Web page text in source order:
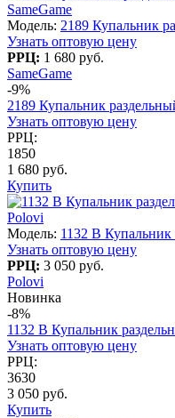
SameGame
Модель: 2189 Купальник
Узнать оптовую цену
РРЦ: 1 680 руб.
SameGame
-9%
2189 Купальник
Узнать оптовую цену
РРЦ:
1850
1 680 руб.
Купить
Polovi
Модель: 1132 B
Узнать оптовую цену
РРЦ: 3 050 руб.
Polovi
Новинка
-8%
1132 B Купальник
Узнать оптовую цену
РРЦ:
3630
3 050 руб.
Купить